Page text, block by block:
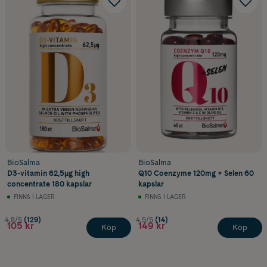
BioSalma
D3-vitamin 62,5µg high
concentrate 180 kapslar
FINNS I LAGER
4.8/5 (129)
105 kr Köp
BioSalma
Q10 Coenzyme 120mg + Selen 60
kapslar
FINNS I LAGER
4.5/5 (14)
149 kr Köp